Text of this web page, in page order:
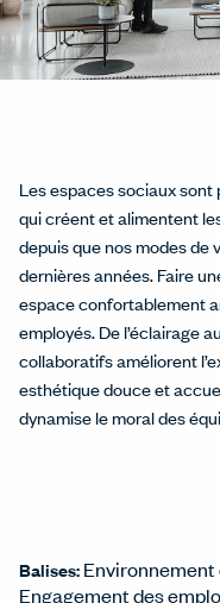
Les espaces sociaux
qui créent et alimentent
depuis que nos modes de
dernières années. Faire
espace confortablement
employés. De l’éclairage
collaboratifs améliorent
esthétique douce et
dynamise le moral des
Balises:
Engagement des